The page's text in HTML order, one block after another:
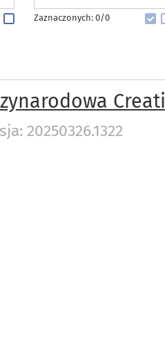
Zaznaczonych: 0/0
20250326.1322